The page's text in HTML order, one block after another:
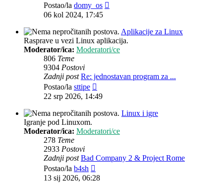
Postao/la domy_os
06 kol 2024, 17:45
Aplikacije za Linux
Rasprave u vezi Linux aplikacija.
Moderator/ica: Moderatori/ce
806 Teme
9304 Postovi
Zadnji post Re: jednostavan program za ...
Postao/la sttipe
post
22 srp 2026, 14:49
Linux i igre
Igranje pod Linuxom.
Moderator/ica: Moderatori/ce
278 Teme
2933 Postovi
Zadnji post Bad Company 2 & Project Rome
Postao/la b4sh
post
13 sij 2026, 06:28